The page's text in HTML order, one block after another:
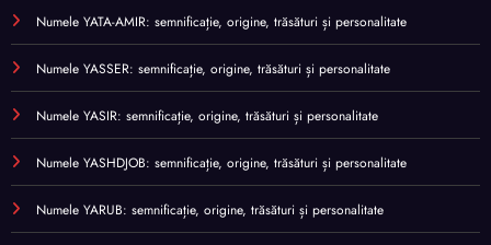
Numele YATA-AMIR: semnificație, origine, trăsături și personalitate
Numele YASSER: semnificație, origine, trăsături și personalitate
Numele YASIR: semnificație, origine, trăsături și personalitate
Numele YASHDJOB: semnificație, origine, trăsături și personalitate
Numele YARUB: semnificație, origine, trăsături și personalitate